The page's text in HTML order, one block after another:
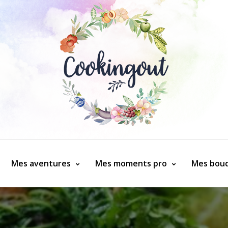
Mes aventures Mes moments pro Mes